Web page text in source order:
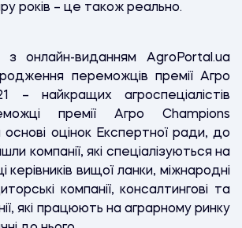
років – це також реально.
з онлайн-виданням AgroPortal.ua
переможців премії Aгро
– найкращих агроспеціалістів
премії Aгро Champions
оцінок Експертної ради, до
компанії, які спеціалізуються на
керівників вищої ланки, міжнародні
компанії, консалтингові та
які працюють на аграрному ринку